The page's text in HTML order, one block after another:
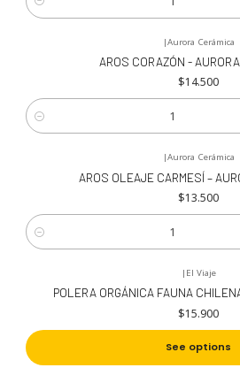
Cantidad
|Aurora Cerámica
AROS CORAZÓN -
$14.500
Cantidad
|Aurora Cerámica
AROS OLEAJE CARMESÍ –
$13.500
Cantidad
| El Viaje
POLERA ORGÁNICA FAUNA
$15.900
See options